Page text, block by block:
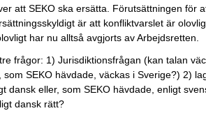
att SEKO ska ersätta. Förutsättningen för
är att konfliktvarslet är
har nu alltså avgjorts av Arbejdsretten.
frågor: 1) Jurisdiktionsfrågan (kan talan
som SEKO hävdade, väckas i Sverige?) 2)
dansk eller, som SEKO hävdade, enligt
dansk rätt?